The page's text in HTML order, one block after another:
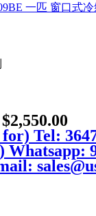
$2,550.00